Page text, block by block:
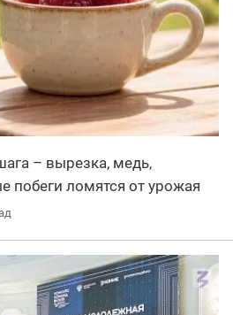
– вырезка, медь,
побеги ломятся от урожая